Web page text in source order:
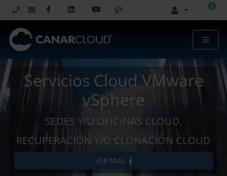
0
Servicios Cloud VMware
vSphere
SEDES Y/U OFICINAS CLOUD,
RECUPERACIÓN Y/O CLONACIÓN CLOUD
VER MAS